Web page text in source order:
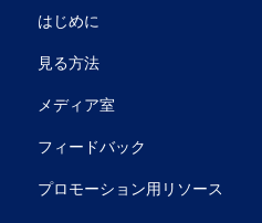
はじめに
見る方法
メディア室
フィードバック
プロモーション用リソース